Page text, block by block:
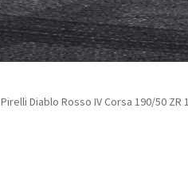
Pirelli Diablo Rosso IV Corsa 190/50 ZR